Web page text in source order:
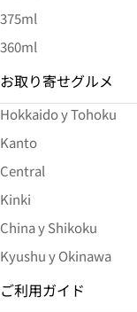
375ml
360ml
お取り寄せグルメ
Hokkaido y Tohoku
Kanto
Central
Kinki
China y Shikoku
Kyushu y Okinawa
ご利用ガイド